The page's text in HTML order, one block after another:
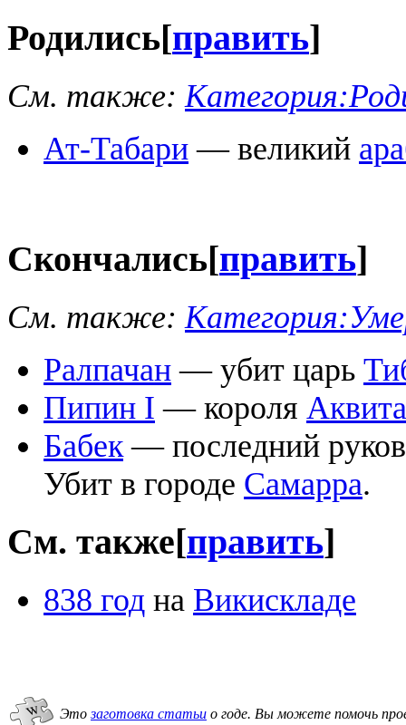
Родились[править]
См. также:
Ат-Табари — великий
Скончались[править]
См. также:
Ралпачан — убит царь
Пипин I — короля
Бабек— последний
Убит в городе Самарра.
См. также[править]
838 год на Викискладе
Этозаготовка статьи о годе. Вы можете помочь